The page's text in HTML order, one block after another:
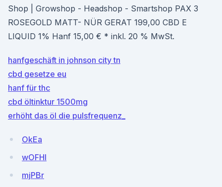
Shop | Growshop - Headshop - Smartshop PAX 3
ROSEGOLD MATT- NÜR GERAT 199,00 CBD E
LIQUID 1% Hanf 15,00 € * inkl. 20 % MwSt.
hanfgeschäft in johnson city tn
cbd gesetze eu
hanf für thc
cbd öltinktur 1500mg
erhöht das öl die pulsfrequenz_
OkEa
wOFHl
mjPBr